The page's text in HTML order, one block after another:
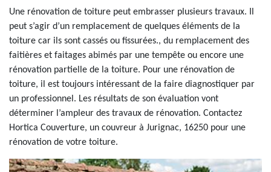
Une rénovation de toiture peut embrasser plusieurs travaux. Il
peut s’agir d’un remplacement de quelques éléments de la
toiture car ils sont cassés ou fissurées., du remplacement des
faitières et faitages abimés par une tempête ou encore une
rénovation partielle de la toiture. Pour une rénovation de
toiture, il est toujours intéressant de la faire diagnostiquer par
un professionnel. Les résultats de son évaluation vont
déterminer l’ampleur des travaux de rénovation. Contactez
Hortica Couverture, un couvreur à Jurignac, 16250 pour une
rénovation de votre toiture.